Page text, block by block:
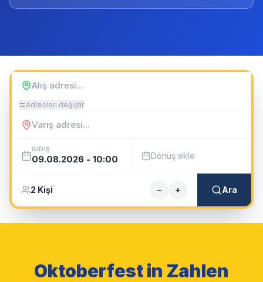
Adresleri değiştir
GIDIŞ
09.08.2026 - 10:00 Dönüş ekle
2 Kişi − + Ara
Oktoberfest in Zahlen